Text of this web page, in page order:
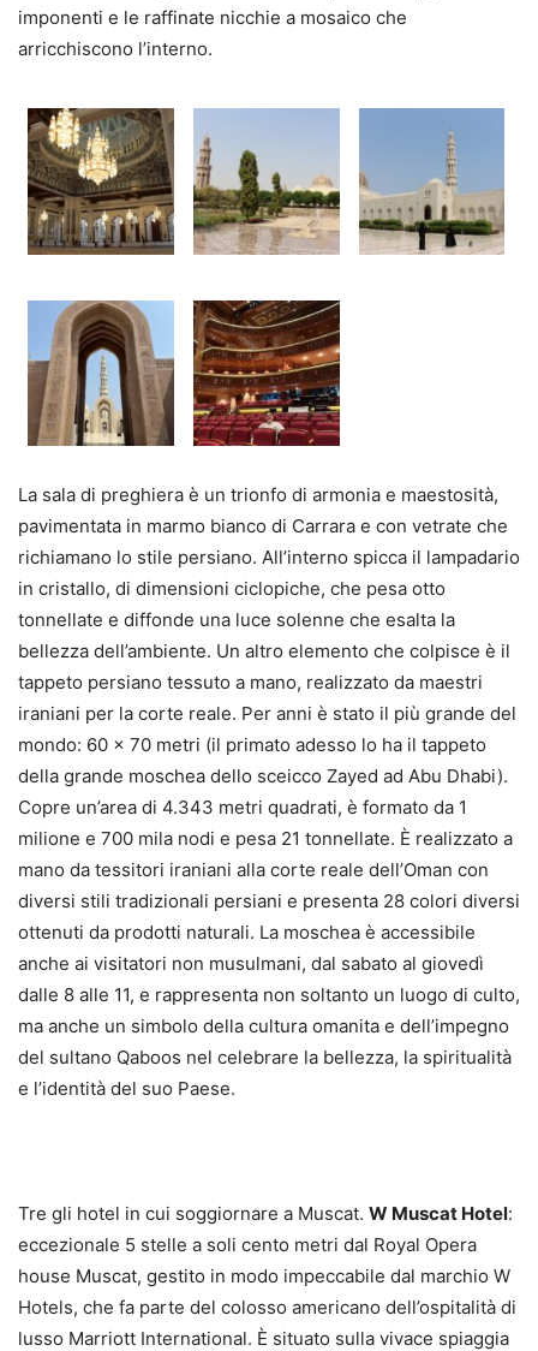
imponenti e le raffinate nicchie a mosaico che
arricchiscono l’interno.
La sala di preghiera è un trionfo di armonia e maestosità,
pavimentata in marmo bianco di Carrara e con vetrate che
richiamano lo stile persiano. All’interno spicca il lampadario
in cristallo, di dimensioni ciclopiche, che pesa otto
tonnellate e diffonde una luce solenne che esalta la
bellezza dell’ambiente. Un altro elemento che colpisce è il
tappeto persiano tessuto a mano, realizzato da maestri
iraniani per la corte reale. Per anni è stato il più grande del
mondo: 60 x 70 metri (il primato adesso lo ha il tappeto
della grande moschea dello sceicco Zayed ad Abu Dhabi).
Copre un’area di 4.343 metri quadrati, è formato da 1
milione e 700 mila nodi e pesa 21 tonnellate. È realizzato a
mano da tessitori iraniani alla corte reale dell’Oman con
diversi stili tradizionali persiani e presenta 28 colori diversi
ottenuti da prodotti naturali. La moschea è accessibile
anche ai visitatori non musulmani, dal sabato al giovedì
dalle 8 alle 11, e rappresenta non soltanto un luogo di culto,
ma anche un simbolo della cultura omanita e dell’impegno
del sultano Qaboos nel celebrare la bellezza, la spiritualità
e l’identità del suo Paese.
Tre gli hotel in cui soggiornare a Muscat. W Muscat Hotel:
eccezionale 5 stelle a soli cento metri dal Royal Opera
house Muscat, gestito in modo impeccabile dal marchio W
Hotels, che fa parte del colosso americano dell’ospitalità di
lusso Marriott International. È situato sulla vivace spiaggia